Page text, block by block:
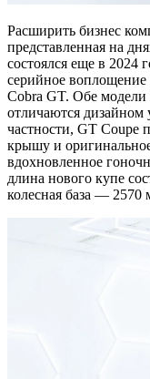
Расширить бизнес
представленная на
состоялся еще в 2024
серийное воплощение
Cobra GT. Обе
отличаются дизайном
частности, GT Coupe
крышу и
вдохновленное
длина нового купе
колесная база — 2570